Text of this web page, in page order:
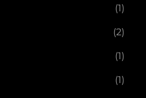
(1)
(2)
(1)
(1)